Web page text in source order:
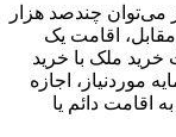
می‌توان چندصد هزار
اقامت یک
ملک با خرید
موردنیاز، اجازه
اقامت دائم یا